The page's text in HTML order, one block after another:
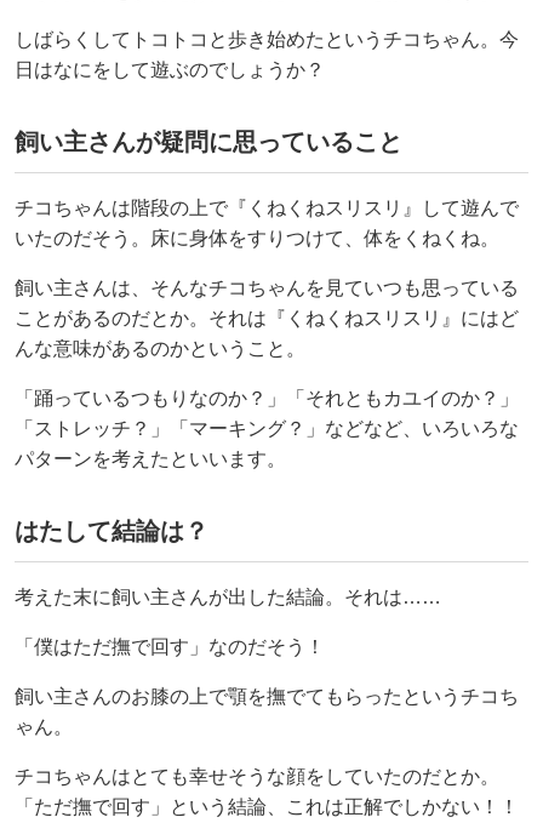
しばらくしてトコトコと歩き始めたというチコちゃん。今
日はなにをして遊ぶのでしょうか？
飼い主さんが疑問に思っていること
チコちゃんは階段の上で『くねくねスリスリ』して遊んで
いたのだそう。床に身体をすりつけて、体をくねくね。
飼い主さんは、そんなチコちゃんを見ていつも思っている
ことがあるのだとか。それは『くねくねスリスリ』にはど
んな意味があるのかということ。
「踊っているつもりなのか？」「それともカユイのか？」
「ストレッチ？」「マーキング？」などなど、いろいろな
パターンを考えたといいます。
はたして結論は？
考えた末に飼い主さんが出した結論。それは……
「僕はただ撫で回す」なのだそう！
飼い主さんのお膝の上で顎を撫でてもらったというチコち
ゃん。
チコちゃんはとても幸せそうな顔をしていたのだとか。
「ただ撫で回す」という結論、これは正解でしかない！！